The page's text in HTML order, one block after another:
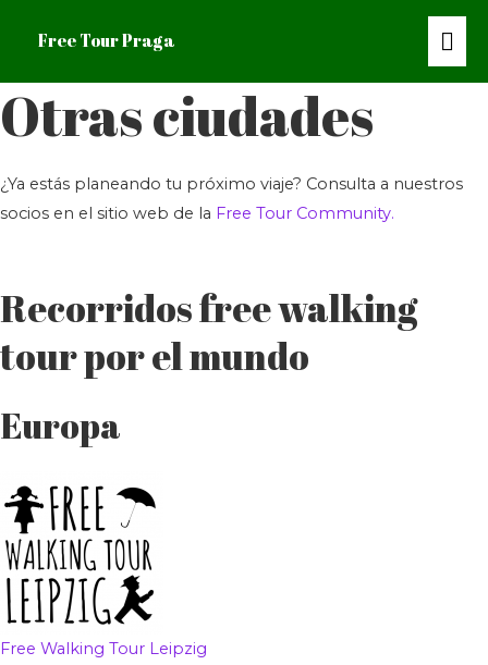
Free Tour Praga
Otras ciudades
¿Ya estás planeando tu próximo viaje? Consulta a nuestros
socios en el sitio web de la Free Tour Community.
Recorridos free walking
tour por el mundo
Europa
Free Walking Tour Leipzig